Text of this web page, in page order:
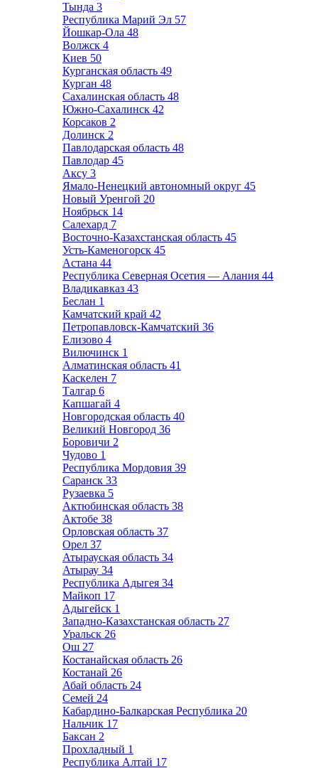
Тында 3
Республика Марий Эл 57
Йошкар-Ола 48
Волжск 4
Киев 50
Курганская область 49
Курган 48
Сахалинская область 48
Южно-Сахалинск 42
Корсаков 2
Долинск 2
Павлодарская область 48
Павлодар 45
Аксу 3
Ямало-Ненецкий автономный округ 45
Новый Уренгой 20
Ноябрьск 14
Салехард 7
Восточно-Казахстанская область 45
Усть-Каменогорск 45
Астана 44
Республика Северная Осетия — Алания 44
Владикавказ 43
Беслан 1
Камчатский край 42
Петропавловск-Камчатский 36
Елизово 4
Вилючинск 1
Алматинская область 41
Каскелен 7
Талгар 6
Капшагай 4
Новгородская область 40
Великий Новгород 36
Боровичи 2
Чудово 1
Республика Мордовия 39
Саранск 33
Рузаевка 5
Актюбинская область 38
Актобе 38
Орловская область 37
Орел 37
Атырауская область 34
Атырау 34
Республика Адыгея 34
Майкоп 17
Адыгейск 1
Западно-Казахстанская область 27
Уральск 26
Ош 27
Костанайская область 26
Костанай 26
Абай область 24
Семей 24
Кабардино-Балкарская Республика 20
Нальчик 17
Баксан 2
Прохладный 1
Республика Алтай 17